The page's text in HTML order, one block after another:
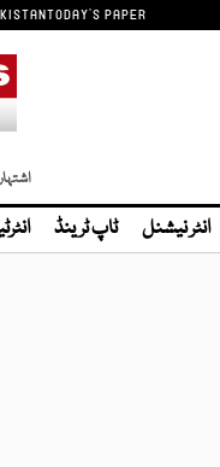
TODAY'S PAPER
انٹر نیشنل ٹاپ ٹرینڈ